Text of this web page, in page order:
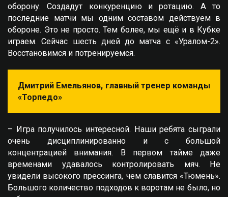
оборону. Создадут конкуренцию и ротацию. А то
последние матчи мы одним составом действуем в
обороне. Это не просто. Тем более, мы ещё и в Кубке
играем. Сейчас шесть дней до матча с «Уралом-2».
Восстановимся и потренируемся.
Дмитрий Емельянов, главный тренер команды
«Торпедо»
– Игра получилось интересной. Наши ребята сыграли
очень дисциплинированно и с большой
концентрацией внимания. В первом тайме даже
временами удавалось контролировать мяч. Не
увидели высокого прессинга, чем славится «Тюмень».
Большого количество подходов к воротам не было, но